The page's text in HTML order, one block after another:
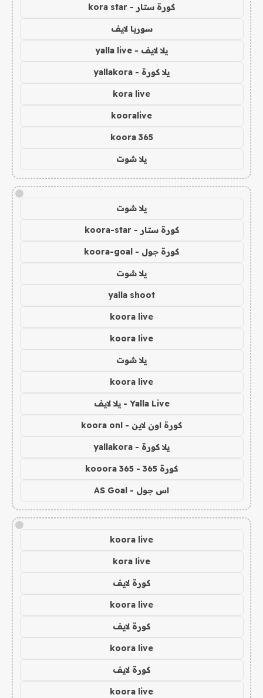
كورة ستار - kora star
سوريا لايف
يلا لايف - yalla live
يلا كورة - yallakora
kora live
kooralive
koora 365
يلا شوت
!
يلا شوت
كورة ستار - koora-star
كورة جول - koora-goal
يلا شوت
yalla shoot
koora live
koora live
يلا شوت
koora live
Yalla Live - يلا لايف
كورة اون لاين - koora onl
يلا كورة - yallakora
كورة 365 - kooora 365
اس جول - AS Goal
!
koora live
kora live
كورة لايف
koora live
كورة لايف
koora live
كورة لايف
koora live